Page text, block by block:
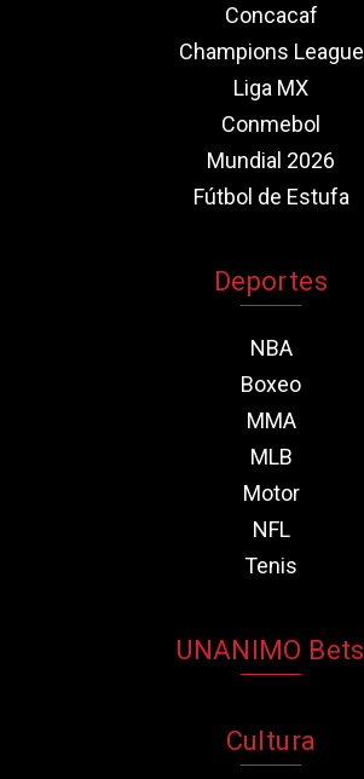
Concacaf
Champions League
Liga MX
Conmebol
Mundial 2026
Fútbol de Estufa
Deportes
NBA
Boxeo
MMA
MLB
Motor
NFL
Tenis
UNANIMO Bets
Cultura